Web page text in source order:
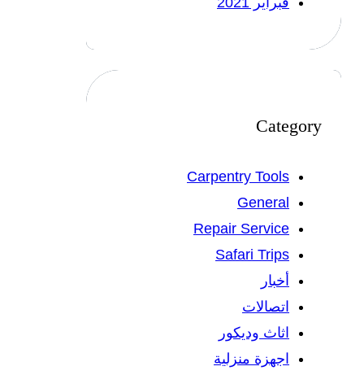
Category
Carpentry Tools
General
Repair Service
Safari Trips
أخبار
اتصالات
اثاث وديكور
اجهزة منزلية